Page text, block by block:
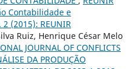
Contabilidade e
(2015): REUNIR
Ruiz, Henrique César Melo
JOURNAL OF CONFLICTS
DA PRODUÇÃO